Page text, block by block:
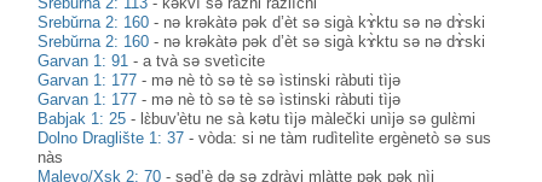
Srebŭrna 2: 160 - nə krəkàtə pək d’èt sə sigà kɤ̀ktu sə nə dɤ̀ski
Srebŭrna 2: 160 - nə krəkàtə pək d’èt sə sigà kɤ̀ktu sə nə dɤ̀ski
Garvan 1: 91 -a tvà sə svetìcite
Garvan 1: 177 - mə nè tò sə tè sə ìstinski ràbuti tìjə
Garvan 1: 177 - mə nè tò sə tè sə ìstinski ràbuti tìjə
Babjak 1: 25 - lɛ̀buv'ètu ne sà kətu tìjə màlečki unìjə sə gulɛ̀mi
Dolno Draglište 1: 37 -vòda: si ne tàm rudìtelìte ergènetò sə sus
nàs
Malevo/Xsk 2: 70 -səd’è də sə zdràvi mlàtte pək pək nìj